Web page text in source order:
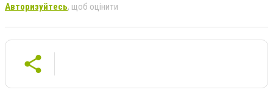
Авторизуйтесь, щоб оцінити